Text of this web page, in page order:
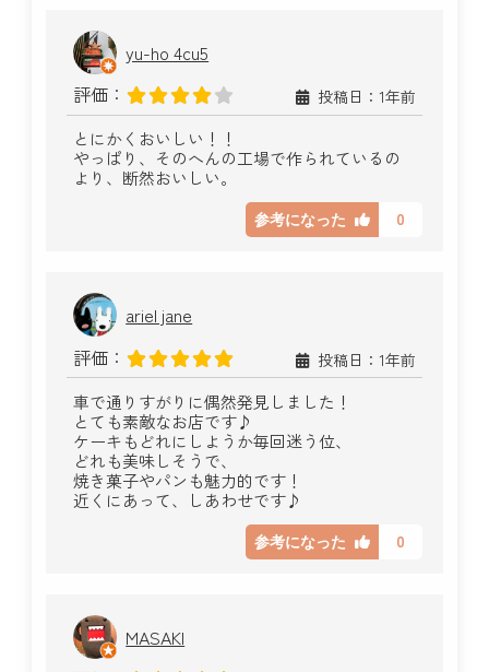
yu-ho 4cu5
評価：
投稿日：1年前
とにかくおいしい！！
やっぱり、そのへんの工場で作られているの
より、断然おいしい。
参考になった 0
ariel jane
評価：
投稿日：1年前
車で通りすがりに偶然発見しました！
とても素敵なお店です♪
ケーキもどれにしようか毎回迷う位、
どれも美味しそうで、
焼き菓子やパンも魅力的です！
近くにあって、しあわせです♪
参考になった 0
MASAKI